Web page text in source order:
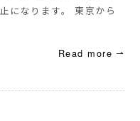
になります。 東京から
Read more ⇀